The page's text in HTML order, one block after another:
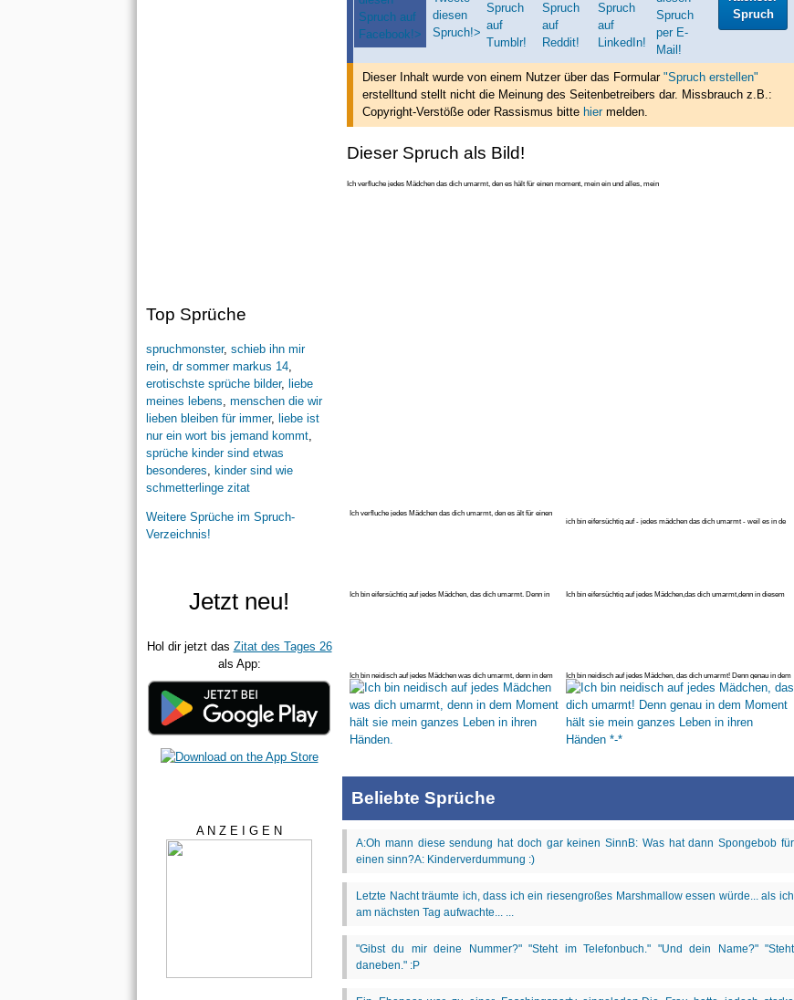
Top Sprüche
spruchmonster, schieb ihn mir
rein, dr sommer markus 14,
erotischste sprüche bilder, liebe
meines lebens, menschen die wir
lieben bleiben für immer, liebe ist
nur ein wort bis jemand kommt,
sprüche kinder sind etwas
besonderes, kinder sind wie
schmetterlinge zitat
Weitere Sprüche im Spruch-
Verzeichnis!
Jetzt neu!
Hol dir jetzt das Zitat des Tages 26
als App:
A N Z E I G E N
Spruch
Dieser Inhalt wurde von einem Nutzer über das Formular "Spruch erstellen"
erstelltund stellt nicht die Meinung des Seitenbetreibers dar. Missbrauch z.B.:
Copyright-Verstöße oder Rassismus bitte hiermelden.
Dieser Spruch als Bild!
Ich verfluche jedes Mädchen das dich umarmt, den es hält für einen moment, mein ein und alles, mein
Ich verfluche jedes Mädchen das dich umarmt, den es ält für einen
ich bin eifersüchtig auf - jedes mädchen das dich umarmt - weil es in de
Ich bin eifersüchtig auf jedes Mädchen, das dich umarmt. Denn in
Ich bin eifersüchtig auf jedes Mädchen,das dich umarmt,denn in diesem
Ich bin neidisch auf jedes Mädchen was dich umarmt, denn in dem
Moment h
Ich bin neidisch auf jedes Mädchen, das dich umarmt! Denn genau in dem
M
Beliebte Sprüche